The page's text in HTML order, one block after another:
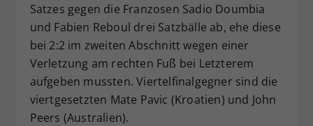
Satzes gegen die Franzosen Sadio Doumbia
und Fabien Reboul drei Satzbälle ab, ehe diese
bei 2:2 im zweiten Abschnitt wegen einer
Verletzung am rechten Fuß bei Letzterem
aufgeben mussten. Viertelfinalgegner sind die
viertgesetzten Mate Pavic (Kroatien) und John
Peers (Australien).